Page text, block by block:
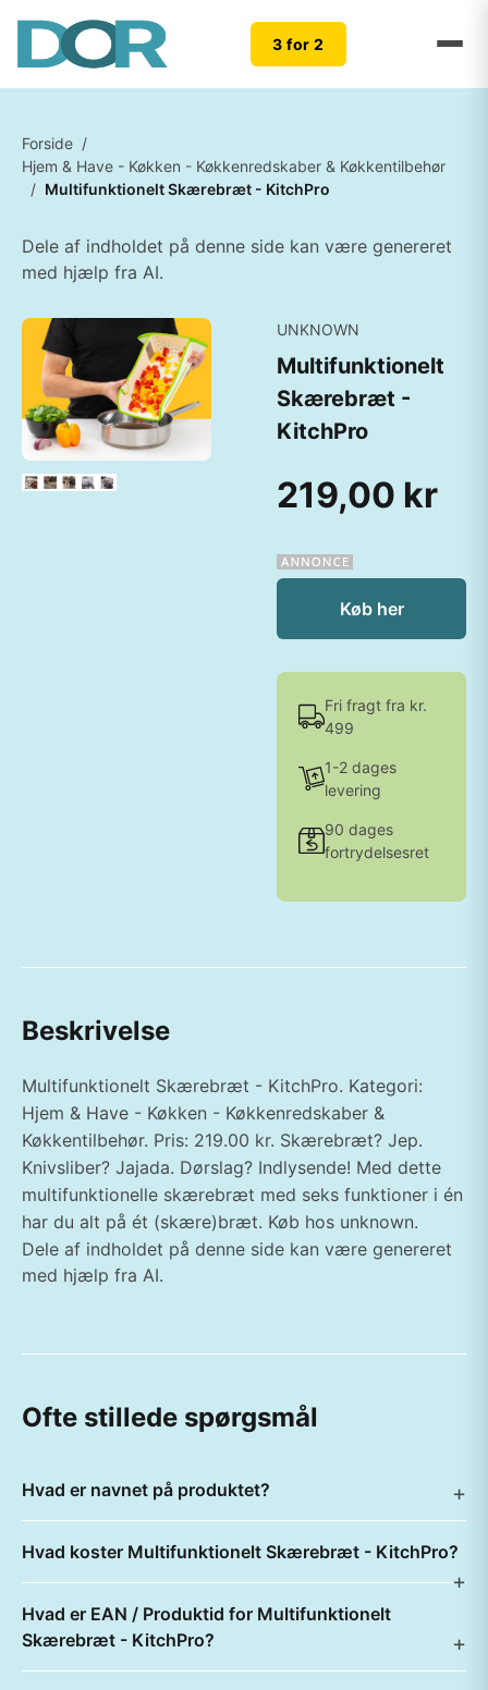
3 for 2
Forside /
Hjem & Have - Køkken - Køkkenredskaber & Køkkentilbehør
/ Multifunktionelt Skærebræt - KitchPro
Dele af indholdet på denne side kan være genereret
med hjælp fra AI.
UNKNOWN
Multifunktionelt
Skærebræt -
KitchPro
219,00 kr
Køb her
Fri fragt fra kr.
499
1-2 dages
levering
90 dages
fortrydelsesret
Beskrivelse
Multifunktionelt Skærebræt - KitchPro. Kategori:
Hjem & Have - Køkken - Køkkenredskaber &
Køkkentilbehør. Pris: 219.00 kr. Skærebræt? Jep.
Knivsliber? Jajada. Dørslag? Indlysende! Med dette
multifunktionelle skærebræt med seks funktioner i én
har du alt på ét (skære)bræt. Køb hos unknown.
Dele af indholdet på denne side kan være genereret
med hjælp fra AI.
Ofte stillede spørgsmål
Hvad er navnet på produktet?
Hvad koster Multifunktionelt Skærebræt - KitchPro?
Hvad er EAN / Produktid for Multifunktionelt
Skærebræt - KitchPro?